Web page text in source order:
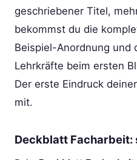
geschriebener Titel,
bekommst du die
Beispiel-Anordnung und
Lehrkräfte beim ersten
Der erste Eindruck
mit.
Deckblatt Facharbeit: